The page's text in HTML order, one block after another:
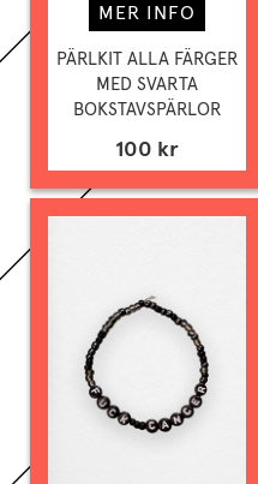
MER INFO
PÄRLKIT ALLA FÄRGER
MED SVARTA
BOKSTAVSPÄRLOR
100 kr